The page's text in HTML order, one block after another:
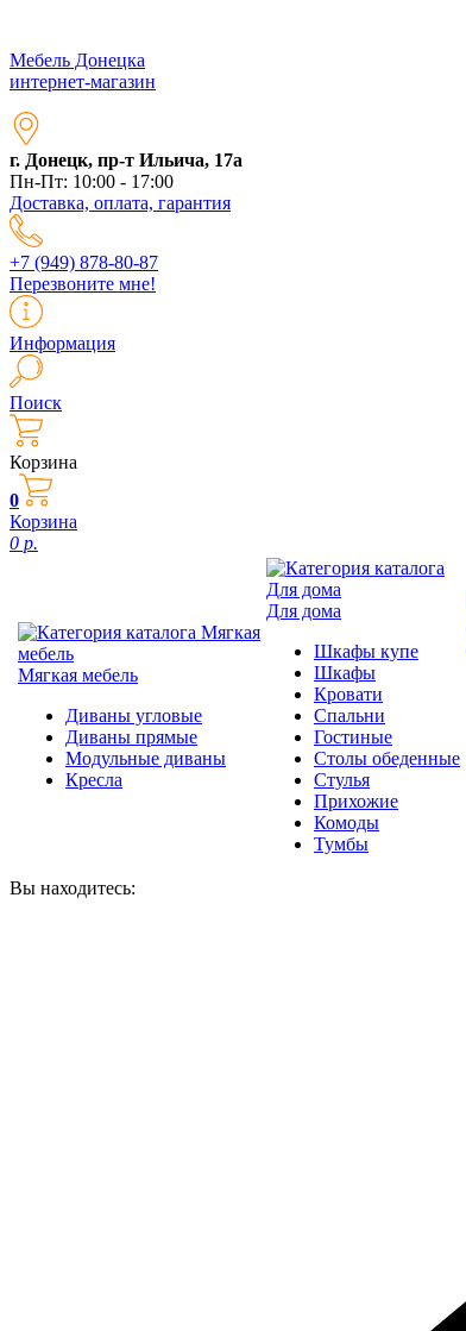
Мебель Донецка
интернет-магазин
г. Донецк, пр-т Ильича, 17а
Пн-Пт: 10:00 - 17:00
Доставка, оплата, гарантия
+7 (949) 878-80-87
Перезвоните мне!
Информация
Поиск
Корзина
0
Корзина
0 р.
Мягкая мебель
Диваны угловые
Диваны прямые
Модульные диваны
Кресла
Для дома
Шкафы купе
Шкафы
Кровати
Спальни
Гостиные
Столы обеденные
Стулья
Прихожие
Комоды
Тумбы
Вы находитесь: